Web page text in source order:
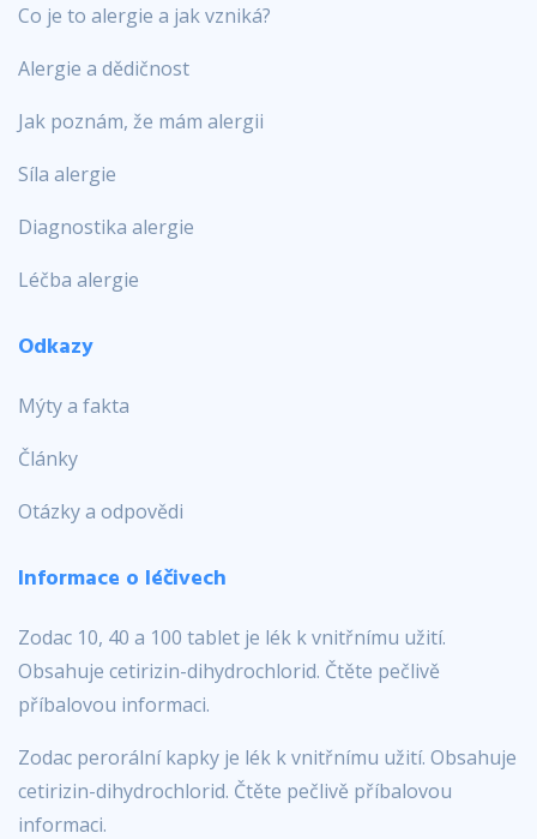
Co je to alergie a jak vzniká?
Alergie a dědičnost
Jak poznám, že mám alergii
Síla alergie
Diagnostika alergie
Léčba alergie
Odkazy
Mýty a fakta
Články
Otázky a odpovědi
Informace o léčivech
Zodac 10, 40 a 100 tablet je lék k vnitřnímu užití.
Obsahuje cetirizin-dihydrochlorid. Čtěte pečlivě
příbalovou informaci.
Zodac perorální kapky je lék k vnitřnímu užití. Obsahuje
cetirizin-dihydrochlorid. Čtěte pečlivě příbalovou
informaci.